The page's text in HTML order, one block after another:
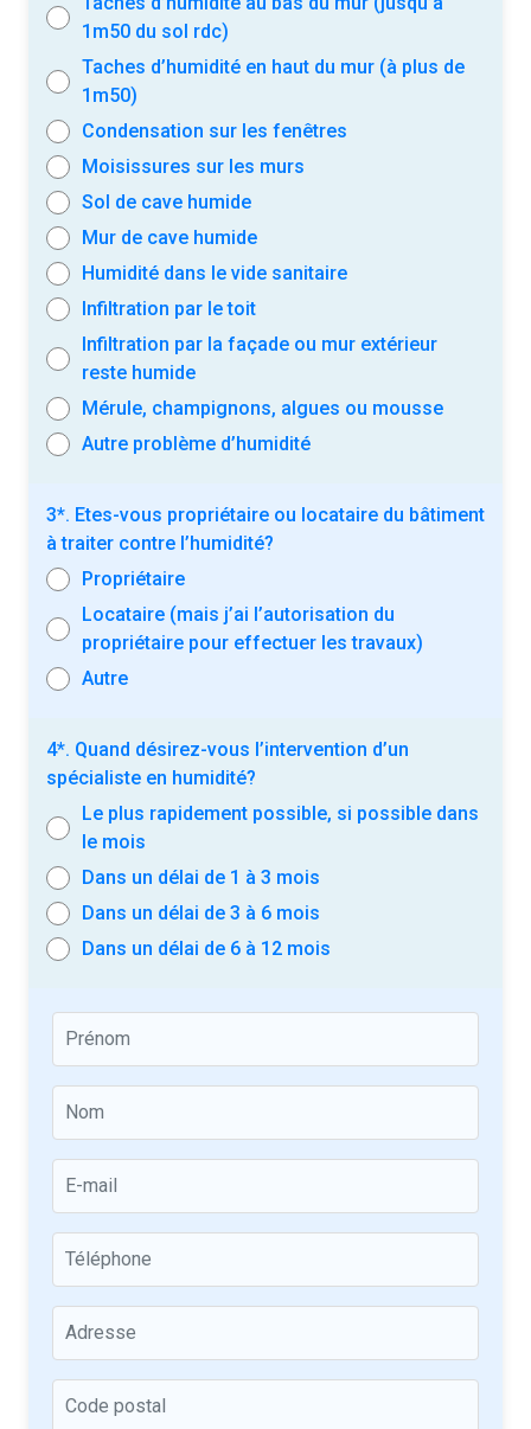
1m50 du sol rdc)
Taches d’humidité en haut du mur (à plus de
1m50)
Condensation sur les fenêtres
Moisissures sur les murs
Sol de cave humide
Mur de cave humide
Humidité dans le vide sanitaire
Infiltration par le toit
Infiltration par la façade ou mur extérieur
reste humide
Mérule, champignons, algues ou mousse
Autre problème d’humidité
3*. Etes-vous propriétaire ou locataire du bâtiment
à traiter contre l’humidité?
Propriétaire
Locataire (mais j’ai l’autorisation du
propriétaire pour effectuer les travaux)
Autre
4*. Quand désirez-vous l’intervention d’un
spécialiste en humidité?
Le plus rapidement possible, si possible dans
le mois
Dans un délai de 1 à 3 mois
Dans un délai de 3 à 6 mois
Dans un délai de 6 à 12 mois